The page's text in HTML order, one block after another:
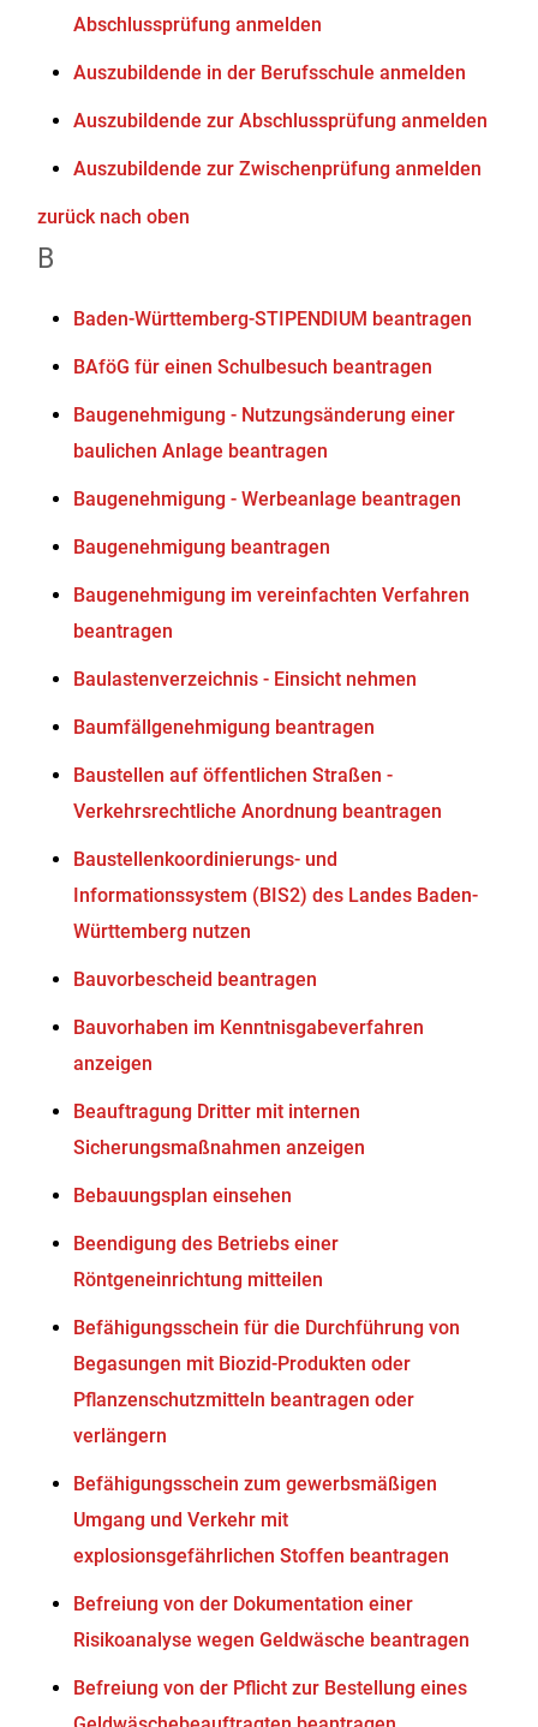
Abschlussprüfung anmelden
Auszubildende in der Berufsschule anmelden
Auszubildende zur Abschlussprüfung anmelden
Auszubildende zur Zwischenprüfung anmelden
zurück nach oben
B
Baden-Württemberg-STIPENDIUM beantragen
BAföG für einen Schulbesuch beantragen
Baugenehmigung - Nutzungsänderung einer
baulichen Anlage beantragen
Baugenehmigung - Werbeanlage beantragen
Baugenehmigung beantragen
Baugenehmigung im vereinfachten Verfahren
beantragen
Baulastenverzeichnis - Einsicht nehmen
Baumfällgenehmigung beantragen
Baustellen auf öffentlichen Straßen -
Verkehrsrechtliche Anordnung beantragen
Baustellenkoordinierungs- und
Informationssystem (BIS2) des Landes Baden-
Württemberg nutzen
Bauvorbescheid beantragen
Bauvorhaben im Kenntnisgabeverfahren
anzeigen
Beauftragung Dritter mit internen
Sicherungsmaßnahmen anzeigen
Bebauungsplan einsehen
Beendigung des Betriebs einer
Röntgeneinrichtung mitteilen
Befähigungsschein für die Durchführung von
Begasungen mit Biozid-Produkten oder
Pflanzenschutzmitteln beantragen oder
verlängern
Befähigungsschein zum gewerbsmäßigen
Umgang und Verkehr mit
explosionsgefährlichen Stoffen beantragen
Befreiung von der Dokumentation einer
Risikoanalyse wegen Geldwäsche beantragen
Befreiung von der Pflicht zur Bestellung eines